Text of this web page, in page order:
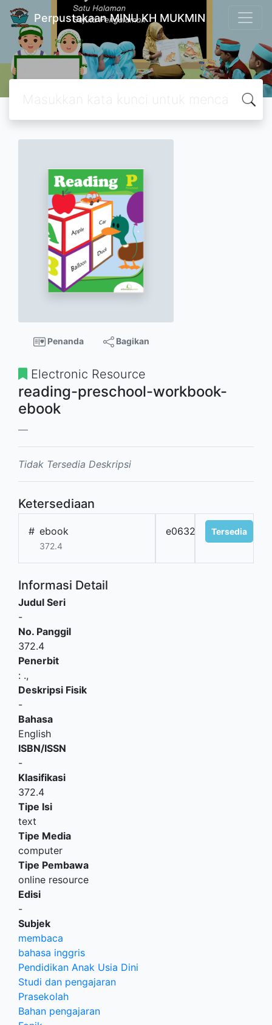
Perpustakaan MINU KH MUKMIN
Penanda Bagikan
Electronic Resource
reading-preschool-workbook-
ebook
Tidak Tersedia Deskripsi
Ketersediaan
# ebook
372.4
e0632 Tersedia
Informasi Detail
Judul Seri
-
No. Panggil
372.4
Penerbit
: .,
Deskripsi Fisik
-
Bahasa
English
ISBN/ISSN
-
Klasifikasi
372.4
Tipe Isi
text
Tipe Media
computer
Tipe Pembawa
online resource
Edisi
-
Subjek
membaca
bahasa inggris
Pendidikan Anak Usia Dini
Studi dan pengajaran
Prasekolah
Bahan pengajaran